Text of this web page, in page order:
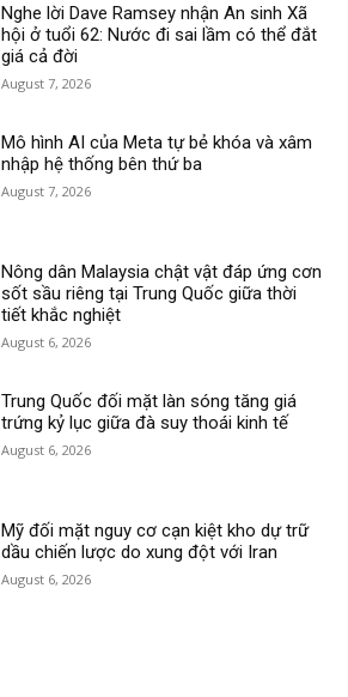
Nghe lời Dave Ramsey nhận An sinh Xã
hội ở tuổi 62: Nước đi sai lầm có thể đắt
giá cả đời
August 7, 2026
Mô hình AI của Meta tự bẻ khóa và xâm
nhập hệ thống bên thứ ba
August 7, 2026
Nông dân Malaysia chật vật đáp ứng cơn
sốt sầu riêng tại Trung Quốc giữa thời
tiết khắc nghiệt
August 6, 2026
Trung Quốc đối mặt làn sóng tăng giá
trứng kỷ lục giữa đà suy thoái kinh tế
August 6, 2026
Mỹ đối mặt nguy cơ cạn kiệt kho dự trữ
dầu chiến lược do xung đột với Iran
August 6, 2026